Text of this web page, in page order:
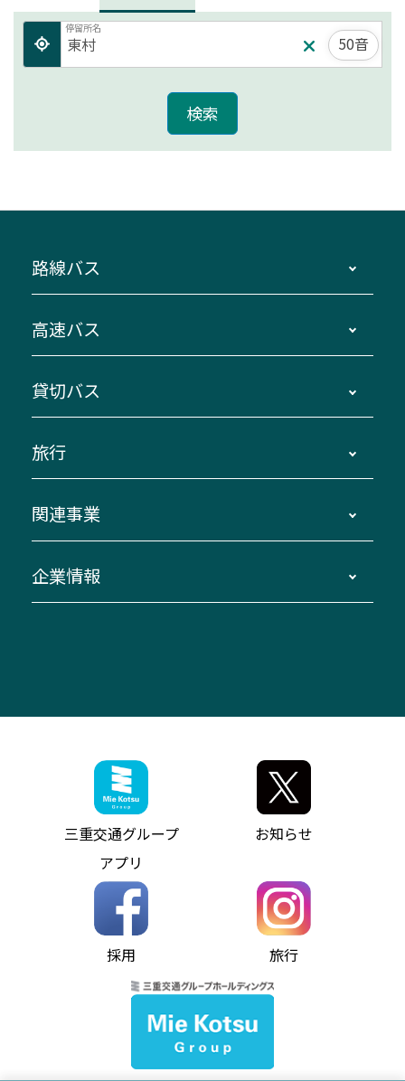
停留所名
50音
路線バス
主要停留所案内図・時刻表
路線バスのご利用方法
三重交通接近情報バスロケーションシステム
迂回・休止について
臨時バスについて
伊勢二見鳥羽周遊バスCANばす
「みえブルーライン」（三重大学病院直通バ
神都ライナー
ミジュマルのラッピングバス（鈴鹿管内）
参宮バス
神都バス
パールシャトル
バス情報の見える化
コミュニティバス
バス・タクシー交通広告
異常事態発生時のお願い
高速バス
南紀・VISON～横浜・東京・埼玉
伊賀～名古屋
南紀～VISON～名古屋
湯の山温泉～名古屋
桑名・長島温泉・金城ふ頭駅～中部国際空港
（休止中）
お客様駐車場のご案内
アイコンの説明
インターネット予約
よくあるご質問
お問い合わせ
貸切バス
貸切バスのご利用について
お問い合わせ
旅行
貸切バス団体旅行
美し国周遊ばす
関連事業
自家用自動車車両運行管理
ザ・バスコレクション三重交通バスセット
三重交通公式グッズ
企業情報
ファンコーナー
お問い合わせ
お知らせ・最新情報一覧
ニュースリリース
お問い合わせ
個人情報保護方針
ソーシャルメディア運用ポリシー
ホームページのご利用にあたって
Notes for Using this Website
三重交通グループ
アプリ
お知らせ
採用 旅行